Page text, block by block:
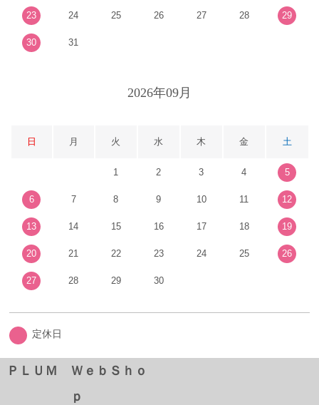
23 24 25 26 27 28 29
30 31
2026年09月
日 月 火 水 木 金 土
1 2 3 4 5
6 7 8 9 10 11 12
13 14 15 16 17 18 19
20 21 22 23 24 25 26
27 28 29 30
定休日
ＰＬＵＭ ＷｅｂＳｈｏ
ｐ